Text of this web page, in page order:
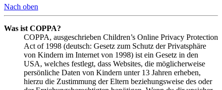
Nach oben
Was ist COPPA?
COPPA, ausgeschrieben Children’s Online Privacy Protection
Act of 1998 (deutsch: Gesetz zum Schutz der Privatsphäre
von Kindern im Internet von 1998) ist ein Gesetz in den
USA, welches festlegt, dass Websites, die möglicherweise
persönliche Daten von Kindern unter 13 Jahren erheben,
hierzu die Zustimmung der Eltern beziehungsweise des oder